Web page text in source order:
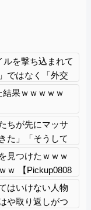
ルを撃ち込まれて
ではなく「外交
ｗｗｗｗｗｗｗ
果ｗｗｗｗｗ
ちが先にマッサ
た」「そうして
くれないでしょ
見つけたｗｗｗ
ｗ 【Pickup0808
はいけない人物
や取り返しがつ